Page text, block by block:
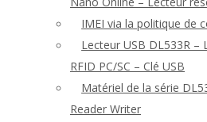
IMEI via la politique de
Lecteur USB DL533R –
RFID PC/SC – Clé USB
Matériel de la série
Reader Writer